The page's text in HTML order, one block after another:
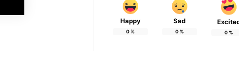
Happy
0%
Sad
0% 0%